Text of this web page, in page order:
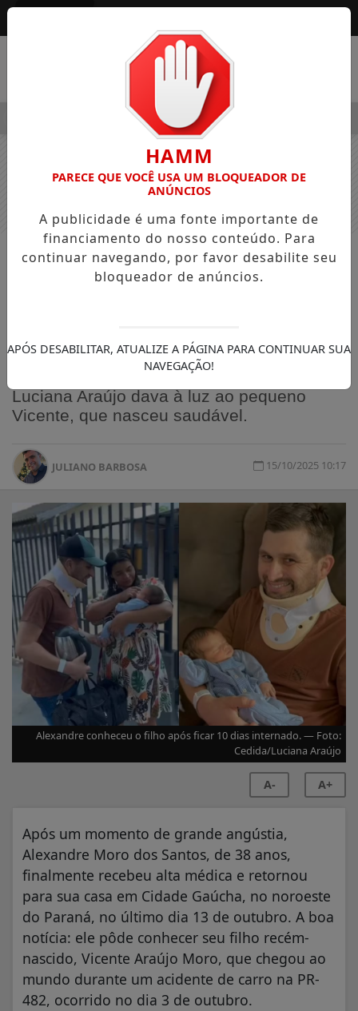
OSVALDO PEDRO DOS SANTOS, O “NEGUINHO DA
NOTÍCIAS GERAL
Após acidente com esposa grávida,
Alexandre ficou em observação após
capotamento na PR-482, enquanto esposa
Luciana Araújo dava à luz ao pequeno
Vicente, que nasceu saudável.
JULIANO BARBOSA 15/10/2025 10:17
Alexandre conheceu o filho após ficar 10 dias internado. — Foto:
Cedida/Luciana Araújo
A- A+
Após um momento de grande angústia,
Alexandre Moro dos Santos, de 38 anos,
finalmente recebeu alta médica e retornou
para sua casa em Cidade Gaúcha, no noroeste
do Paraná, no último dia 13 de outubro. A boa
notícia: ele pôde conhecer seu filho recém-
nascido, Vicente Araújo Moro, que chegou ao
mundo durante um acidente de carro na PR-
482, ocorrido no dia 3 de outubro.
HAMM
PARECE QUE VOCÊ USA UM BLOQUEADOR DE
ANÚNCIOS
A publicidade é uma fonte importante de
financiamento do nosso conteúdo. Para
continuar navegando, por favor desabilite seu
bloqueador de anúncios.
APÓS DESABILITAR, ATUALIZE A PÁGINA PARA CONTINUAR SUA
NAVEGAÇÃO!